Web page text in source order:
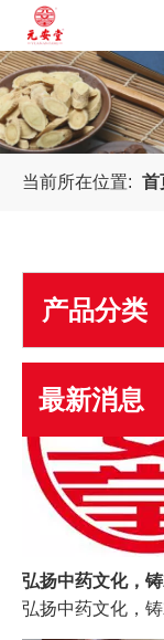
当前所在位置: 首
产品分类
最新消息
公司始终以“弘扬
弘扬中药文化，
弘扬中药文化，